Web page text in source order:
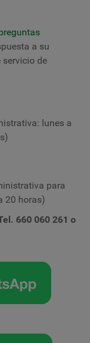
a su
de
lunes a
para
20 horas)
660 060 261 o